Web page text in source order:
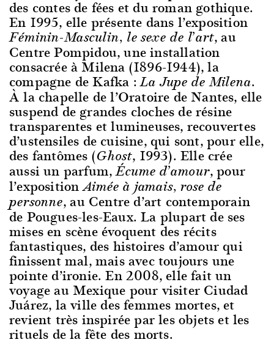
des contes de fées et du roman gothique.
En 1995, elle présente dans l’exposition
Féminin-Masculin, le sexe de l’art, au
Centre Pompidou, une installation
consacrée à Milena (1896-1944), la
compagne de Kafka :La Jupe de Milena.
À la chapelle de l’Oratoire de Nantes, elle
suspend de grandes cloches de résine
transparentes et lumineuses, recouvertes
d’ustensiles de cuisine, qui sont, pour elle,
des fantômes (Ghost, 1993). Elle crée
aussi un parfum,Écume d’amour, pour
l’expositionAimée à jamais, rose de
personne, au Centre d’art contemporain
de Pougues-les-Eaux. La plupart de ses
mises en scène évoquent des récits
fantastiques, des histoires d’amour qui
finissent mal, mais avec toujours une
pointe d’ironie. En 2008, elle fait un
voyage au Mexique pour visiter Ciudad
Juárez, la ville des femmes mortes, et
revient très inspirée par les objets et les
rituels de la fête des morts.